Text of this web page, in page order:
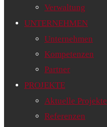
Verwaltung
UNTERNEHMEN
Unternehmen
Kompetenzen
Partner
PROJEKTE
Aktuelle Projekte
Referenzen